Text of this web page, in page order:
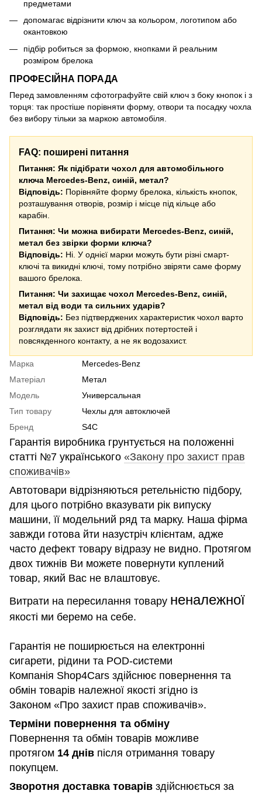
предметами
допомагає відрізнити ключ за кольором, логотипом або
окантовкою
підбір робиться за формою, кнопками й реальним
розміром брелока
ПРОФЕСІЙНА ПОРАДА
Перед замовленням сфотографуйте свій ключ з боку кнопок і з
торця: так простіше порівняти форму, отвори та посадку чохла
без вибору тільки за маркою автомобіля.
FAQ: поширені питання
Питання: Як підібрати чохол для автомобільного
ключа Mercedes-Benz, синій, метал?
Відповідь: Порівняйте форму брелока, кількість кнопок,
розташування отворів, розмір і місце під кільце або
карабін.
Питання: Чи можна вибирати Mercedes-Benz, синій,
метал без звірки форми ключа?
Відповідь: Ні. У однієї марки можуть бути різні смарт-
ключі та викидні ключі, тому потрібно звіряти саме форму
вашого брелока.
Питання: Чи захищає чохол Mercedes-Benz, синій,
метал від води та сильних ударів?
Відповідь: Без підтверджених характеристик чохол варто
розглядати як захист від дрібних потертостей і
повсякденного контакту, а не як водозахист.
Марка
Mercedes-Benz
Матеріал
Метал
Модель
Универсальная
Тип товару
Чехлы для автоключей
Бренд
S4C
Гарантія виробника грунтується на положенні
статті №7 українського «Закону про захист прав
споживачів»
Автотовари відрізняються ретельністю підбору,
для цього потрібно вказувати рік випуску
машини, її модельний ряд та марку. Наша фірма
завжди готова йти назустріч клієнтам, адже
часто дефект товару відразу не видно. Протягом
двох тижнів Ви можете повернути куплений
товар, який Вас не влаштовує.
Витрати на пересилання товару неналежної
якості ми беремо на себе.
Гарантія не поширюється на електронні
сигарети, рідини та POD-системи
Компанія Shop4Cars здійснює повернення та
обмін товарів належної якості згідно із
Законом «Про захист прав споживачів».
Терміни повернення та обміну
Повернення та обмін товарів можливе
протягом 14 днів після отримання товару
покупцем.
Зворотня доставка товарів здійснюється за